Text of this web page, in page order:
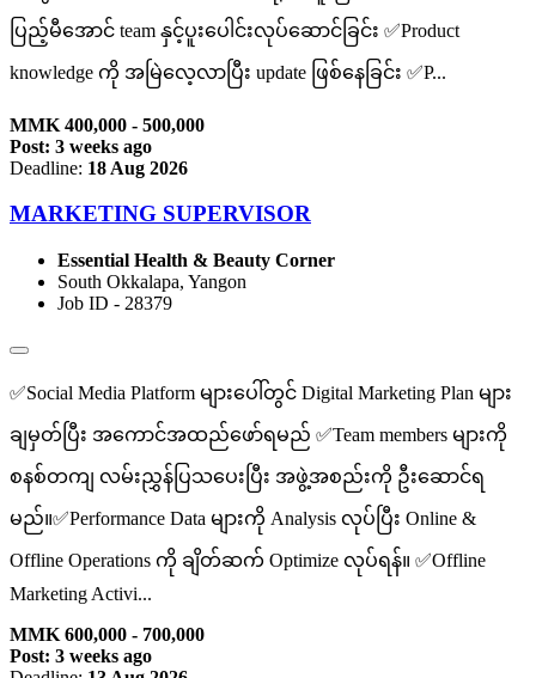
ပြည့်မီအောင် team နှင့်ပူးပေါင်းလုပ်ဆောင်ခြင်း ✅️Product
knowledge ကို အမြဲလေ့လာပြီး update ဖြစ်နေခြင်း ✅️P...
MMK 400,000 - 500,000
Post: 3 weeks ago
Deadline: 18 Aug 2026
MARKETING SUPERVISOR
Essential Health & Beauty Corner
South Okkalapa, Yangon
Job ID - 28379
✅Social Media Platform များပေါ်တွင် Digital Marketing Plan များ
ချမှတ်ပြီး အကောင်အထည်ဖော်ရမည် ✅Team members များကို
စနစ်တကျ လမ်းညွှန်ပြသပေးပြီး အဖွဲ့အစည်းကို ဦးဆောင်ရ
မည်။✅Performance Data များကို Analysis လုပ်ပြီး Online &
Offline Operations ကို ချိတ်ဆက် Optimize လုပ်ရန်။ ✅Offline
Marketing Activi...
MMK 600,000 - 700,000
Post: 3 weeks ago